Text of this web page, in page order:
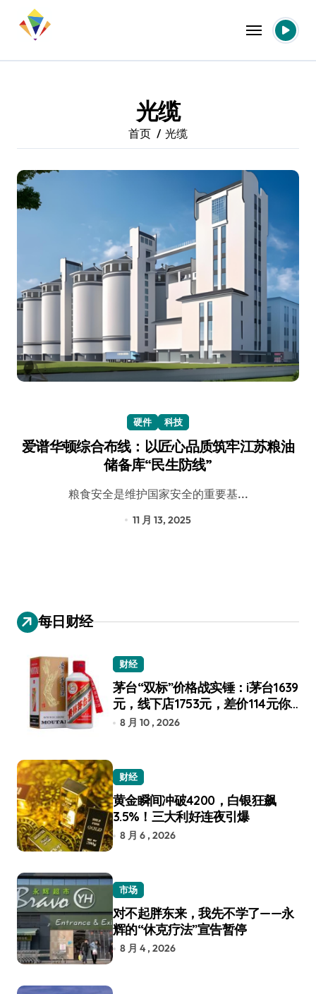
光缆
首页 光缆
硬件 科技
爱谱华顿综合布线：以匠心品质筑牢江苏粮油
储备库“民生防线”
粮食安全是维护国家安全的重要基...
11 月 13, 2025
每日财经
财经
茅台“双标”价格战实锤：i茅台1639
元，线下店1753元，差价114元你
选谁？
8 月 10 , 2026
财经
黄金瞬间冲破4200，白银狂飙
3.5%！三大利好连夜引爆
8 月 6 , 2026
市场
对不起胖东来，我先不学了——永
辉的“休克疗法”宣告暂停
8 月 4 , 2026